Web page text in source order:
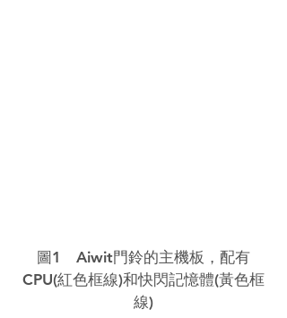
圖1　Aiwit門鈴的主機板，配有
CPU(紅色框線)和快閃記憶體(黃色框
線)